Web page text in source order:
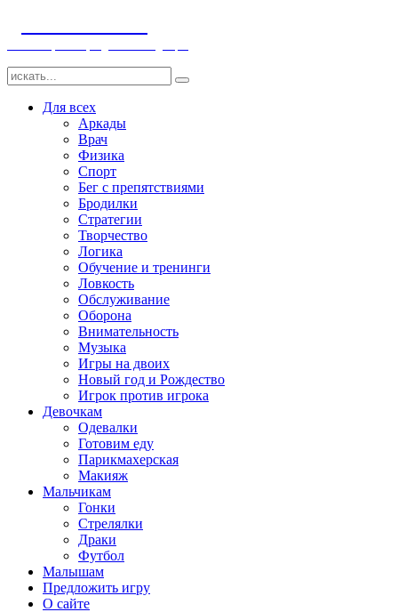
Для всех
Аркады
Врач
Физика
Спорт
Бег с препятствиями
Бродилки
Стратегии
Творчество
Логика
Обучение и тренинги
Ловкость
Обслуживание
Оборона
Внимательность
Музыка
Игры на двоих
Новый год и Рождество
Игрок против игрока
Девочкам
Одевалки
Готовим еду
Парикмахерская
Макияж
Мальчикам
Гонки
Стрелялки
Драки
Футбол
Малышам
Предложить игру
О сайте